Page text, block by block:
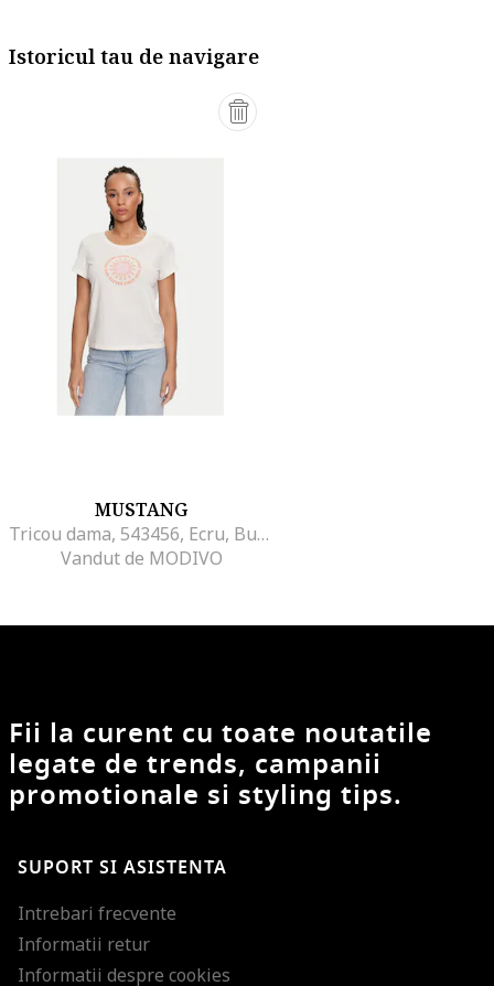
Istoricul tau de navigare
MUSTANG
Tricou dama, 543456, Ecru, Bumbac,
Vandut de MODIVO
Fii la curent cu toate noutatile
legate de trends, campanii
promotionale si styling tips.
SUPORT SI ASISTENTA
Intrebari frecvente
Informatii retur
Informatii despre cookies